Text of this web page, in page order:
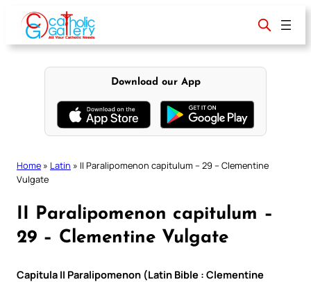
content
Download our App
Home » Latin » II Paralipomenon capitulum – 29 – Clementine
Vulgate
II Paralipomenon capitulum –
29 – Clementine Vulgate
Capitula II Paralipomenon (Latin Bible : Clementine